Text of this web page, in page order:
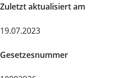
Zuletzt aktualisiert am
19.07.2023
Gesetzesnummer